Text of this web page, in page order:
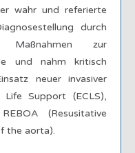
wahr und referierte
durch
Maßnahmen zur
und nahm kritisch
neuer invasiver
Support (ECLS),
(Resusitative
the aorta).